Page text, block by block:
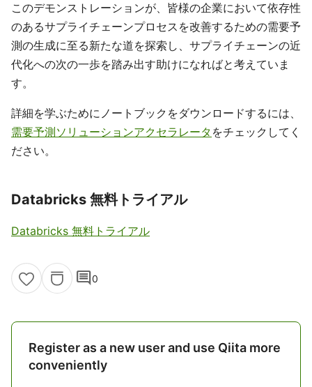
このデモンストレーションが、皆様の企業において依存性
のあるサプライチェーンプロセスを改善するための需要予
測の生成に至る新たな道を探索し、サプライチェーンの近
代化への次の一歩を踏み出す助けになればと考えていま
す。
詳細を学ぶためにノートブックをダウンロードするには、
需要予測ソリューションアクセラレータ をチェックしてく
ださい。
Databricks 無料トライアル
Databricks 無料トライアル
comment0
Register as a new user and use Qiita more
conveniently